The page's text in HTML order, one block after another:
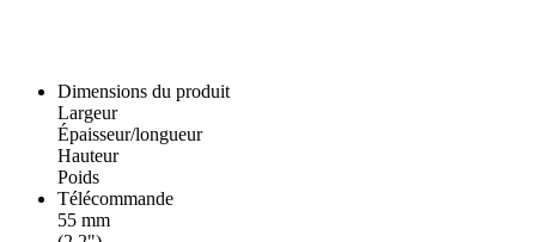
Dimensions du produit
Largeur
Épaisseur/longueur
Hauteur
Poids
Télécommande
55 mm